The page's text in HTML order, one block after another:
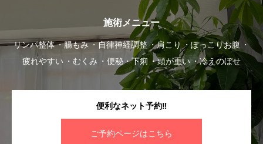
施術メニュー
リンパ整体 腸もみ 自律神経調整 肩こり
ぽっこりお腹
疲れやすい
むくみ 便秘・下痢 頭が重い 冷えのぼせ
便利なネット予約‼︎
ご予約ページはこちら